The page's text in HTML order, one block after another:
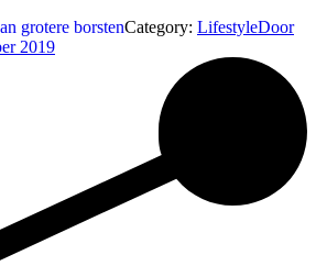
grotere borstenCategory: LifestyleDoor
2019